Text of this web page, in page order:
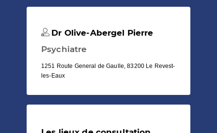
Dr Olive-Abergel Pierre
Psychiatre
1251 Route General de Gaulle, 83200 Le Revest-
les-Eaux